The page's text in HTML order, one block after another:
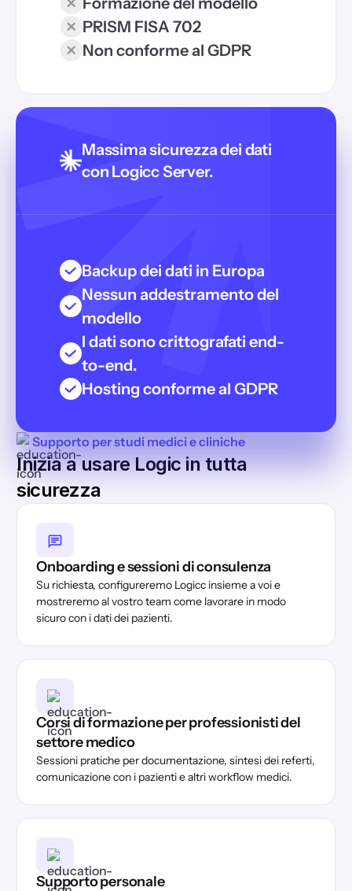
PRISM FISA 702
Non conforme al GDPR
Massima sicurezza dei dati
con Logicc Server.
Backup dei dati in Europa
Nessun addestramento del
modello
I dati sono crittografati end-
to-end.
Hosting conforme al GDPR
Supporto per studi medici e cliniche
Inizia a usare Logic in tutta
sicurezza
Onboarding e sessioni di consulenza
Su richiesta, configureremo Logicc insieme a voi e
mostreremo al vostro team come lavorare in modo
sicuro con i dati dei pazienti.
Corsi di formazione per professionisti del
settore medico
Sessioni pratiche per documentazione, sintesi dei referti,
comunicazione con i pazienti e altri workflow medici.
Supporto personale